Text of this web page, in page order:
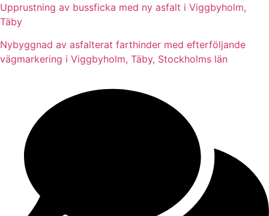
Upprustning av bussficka med ny asfalt i Viggbyholm,
Täby
Nybyggnad av asfalterat farthinder med efterföljande
vägmarkering i Viggbyholm, Täby, Stockholms län